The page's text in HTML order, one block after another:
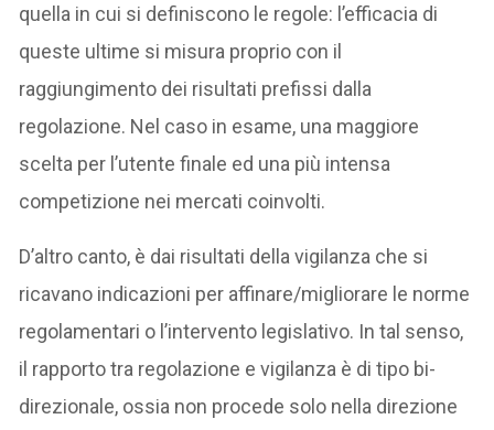
quella in cui si definiscono le regole: l’efficacia di
queste ultime si misura proprio con il
raggiungimento dei risultati prefissi dalla
regolazione. Nel caso in esame, una maggiore
scelta per l’utente finale ed una più intensa
competizione nei mercati coinvolti.
D’altro canto, è dai risultati della vigilanza che si
ricavano indicazioni per affinare/migliorare le norme
regolamentari o l’intervento legislativo. In tal senso,
il rapporto tra regolazione e vigilanza è di tipo bi-
direzionale, ossia non procede solo nella direzione